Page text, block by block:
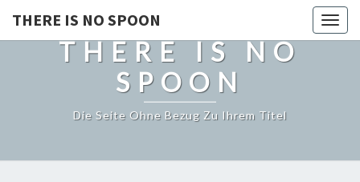
THERE IS NO SPOON
THERE IS NO
SPOON
Die Seite Ohne Bezug Zu Ihrem Titel